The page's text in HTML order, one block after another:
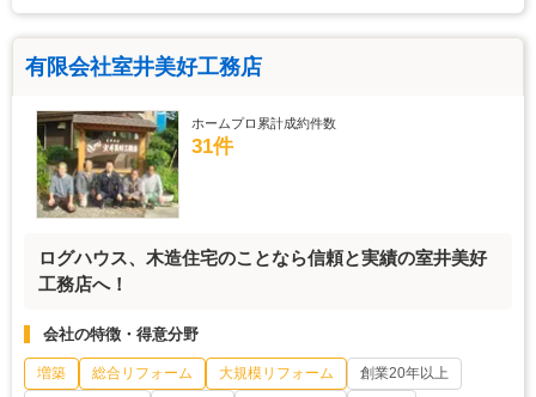
有限会社室井美好工務店
ホームプロ累計成約件数
31件
ログハウス、木造住宅のことなら信頼と実績の室井美好
工務店へ！
会社の特徴・得意分野
増築 総合リフォーム 大規模リフォーム
創業20年以上